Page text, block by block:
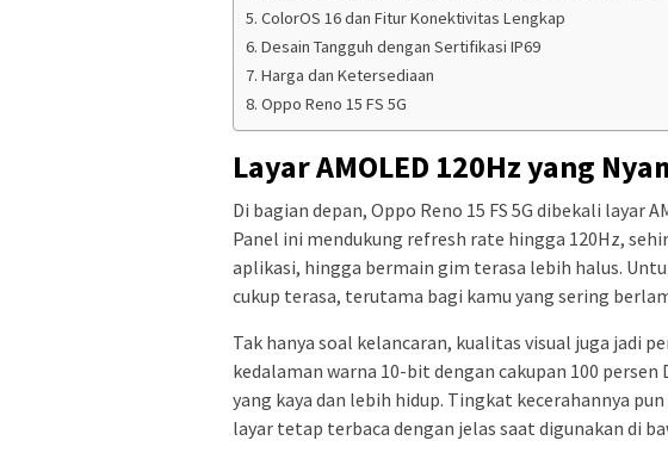
ColorOS 16 dan Fitur Konektivitas Lengkap
Desain Tangguh dengan Sertifikasi IP69
Harga dan Ketersediaan
Oppo Reno 15 FS 5G
Layar AMOLED 120Hz yang
Di bagian depan, Oppo Reno 15 FS 5G dibekali layar
Panel ini mendukung refresh rate hingga 120Hz,
aplikasi, hingga bermain gim terasa lebih halus.
cukup terasa, terutama bagi kamu yang sering
Tak hanya soal kelancaran, kualitas visual juga jadi
kedalaman warna 10-bit dengan cakupan 100
yang kaya dan lebih hidup. Tingkat kecerahannya
layar tetap terbaca dengan jelas saat digunakan di